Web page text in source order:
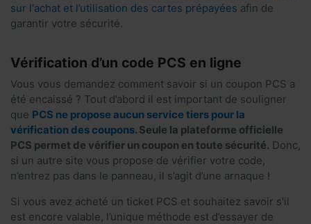
sur l'achat et l’utilisation des cartes prépayées afin de
garantir votre sécurité.
Vérification d’un code PCS en ligne
Vous vous demandez comment savoir si un coupon PCS a
été encaissé ? Tout d’abord il est important de souligner
que PCS ne propose aucun service tiers pour la
vérification des coupons. Seule la plateforme officielle
PCS permet de vérifier un coupon en toute sécurité. Donc,
si un autre site vous propose de vérifier votre code,
n’entrez pas dans le panneau, il s’agit d’une arnaque !
Si vous avez acheté un ticket PCS et souhaitez savoir s'il
est encore valable, l’unique méthode est d’essayer de